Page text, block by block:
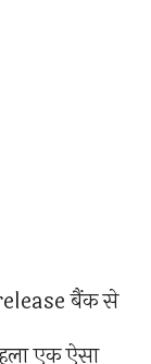
बैंक से
एक ऐसा